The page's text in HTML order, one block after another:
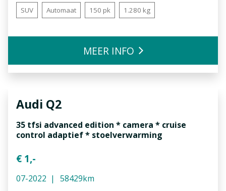
SUV Automaat 150 pk 1.280 kg
MEER INFO
Audi Q2
35 tfsi advanced edition * camera * cruise
control adaptief * stoelverwarming
€ 1,-
07-2022 58429km